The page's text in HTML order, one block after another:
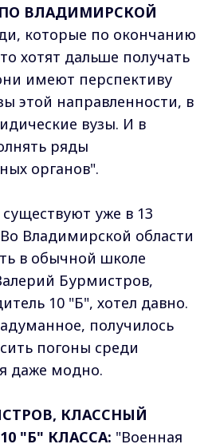
ВЛАДИМИРСКОЙ
которые по окончанию
хотят дальше получать
имеют перспективу
этой направленности, в
вузы. И в
ряды
органов".
уже в 13
Владимирской области
в обычной школе
Бурмистров,
10 "Б", хотел давно.
получилось
погоны среди
даже модно.
КЛАССНЫЙ
"Б" КЛАССА: "Военная